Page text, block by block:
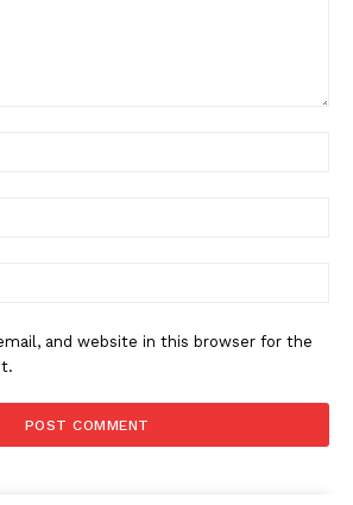
and website in this browser for the